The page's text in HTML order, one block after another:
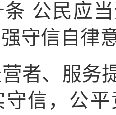
公民应
守信自律
、服务提
守信，公